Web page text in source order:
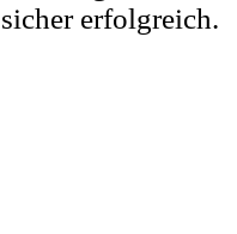
sicher erfolgreich.